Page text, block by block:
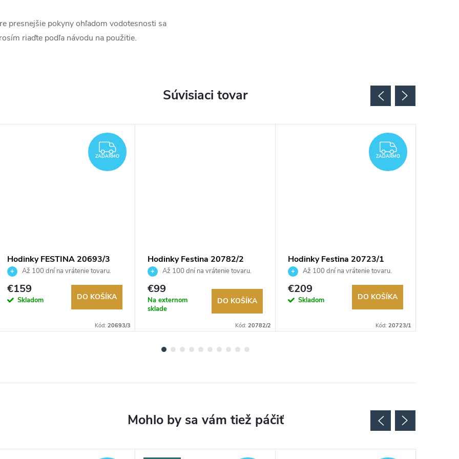
presnejšie pokyny ohľadom vodotesnosti sa
riaďte podľa návodu na použitie.
Súvisiaci tovar
ZADARMO
ZADARMO
Hodinky FESTINA 20693/3
Až 100 dní na vrátenie tovaru.
Autorizovaný predajca.
€159
Skladom DO KOŠÍKA
Kód: 20693/3
Hodinky Festina 20782/2
Až 100 dní na vrátenie tovaru.
Autorizovaný predajca.
€99
Na externom
sklade
DO KOŠÍKA
Kód: 20782/2
ZADARMO
ZADARMO
Hodinky Festina 20723/1
Až 100 dní na vrátenie tovaru.
Autorizovaný predajca.
€209
Skladom DO KOŠÍKA
Kód: 20723/1